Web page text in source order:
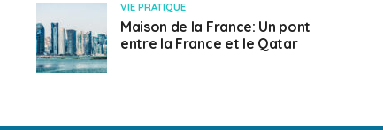
VIE PRATIQUE
Maison de la France: Un pont
entre la France et le Qatar